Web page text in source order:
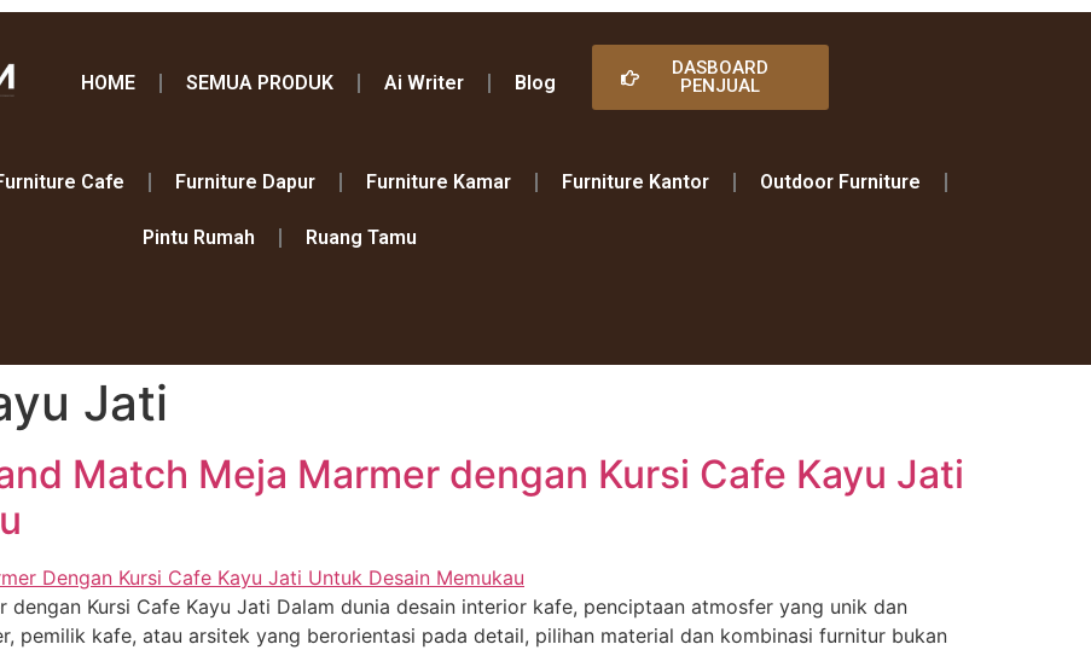
HOME SEMUA PRODUK Ai Writer Blog
DASBOARD
PENJUAL
Cafe Furniture Dapur Furniture Kamar Furniture Kantor Outdoor Furniture
Pintu Rumah Ruang Tamu
Jati
Match Meja Marmer dengan Kursi Cafe Kayu Jati
dengan Kursi Cafe Kayu Jati Dalam dunia desain interior kafe, penciptaan atmosfer yang unik dan
pemilik kafe, atau arsitek yang berorientasi pada detail, pilihan material dan kombinasi furnitur bukan